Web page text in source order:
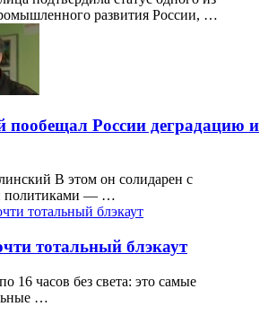
развития России, …
пообещал России деградацию и
В этом он солидарен с
политиками — …
тотальный блэкаут
16 часов без света: это самые
…